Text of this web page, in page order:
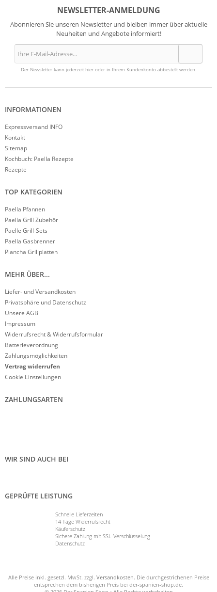
NEWSLETTER-ANMELDUNG
Abonnieren Sie unseren Newsletter und bleiben immer über aktuelle
Neuheiten und Angebote informiert!
Der Newsletter kann jederzeit hier oder in Ihrem Kundenkonto abbestellt werden.
INFORMATIONEN
Expressversand INFO
Kontakt
Sitemap
Kochbuch: Paella Rezepte
Rezepte
TOP KATEGORIEN
Paella Pfannen
Paella Grill Zubehör
Paelle Grill-Sets
Paella Gasbrenner
Plancha Grillplatten
MEHR ÜBER...
Liefer- und Versandkosten
Privatsphäre und Datenschutz
Unsere AGB
Impressum
Widerrufsrecht & Widerrufsformular
Batterieverordnung
Zahlungsmöglichkeiten
Vertrag widerrufen
Cookie Einstellungen
ZAHLUNGSARTEN
WIR SIND AUCH BEI
GEPRÜFTE LEISTUNG
Schnelle Lieferzeiten
14 Tage Widerrufsrecht
Käuferschutz
Sichere Zahlung mit SSL-Verschlüsselung
Datenschutz
Alle Preise inkl. gesetzl. MwSt. zzgl. Versandkosten. Die durchgestrichenen Preise
entsprechen dem bisherigen Preis bei der-spanien-shop.de.